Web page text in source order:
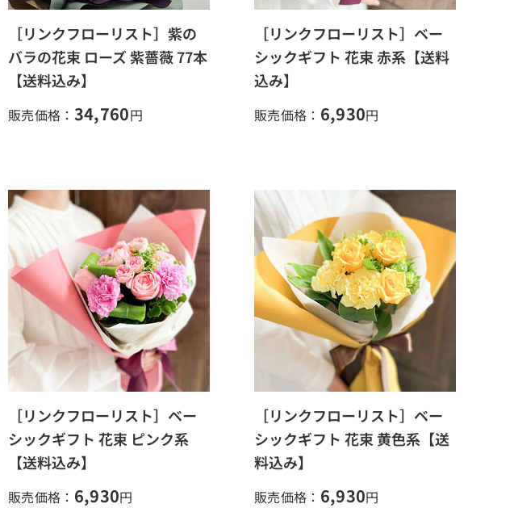
［リンクフローリスト］紫の
バラの花束 ローズ 紫薔薇 77本
【送料込み】
販売価格： 34,760円
［リンクフローリスト］ベー
シックギフト 花束 赤系【送料
込み】
販売価格： 6,930円
［リンクフローリスト］ベー
シックギフト 花束 ピンク系
【送料込み】
販売価格： 6,930円
［リンクフローリスト］ベー
シックギフト 花束 黄色系【送
料込み】
販売価格： 6,930円